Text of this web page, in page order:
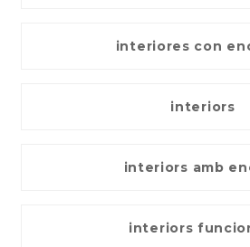
interiores con
interiors
interiors amb
interiors